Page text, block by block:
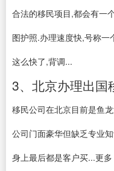
合法的移民项目,都会有一
图护照.办理速度快,号称
这么快了,背调...
3、北京办理出国
移民公司在北京目前是鱼
公司门面豪华但缺乏专业
身上最后都是客户买...更多